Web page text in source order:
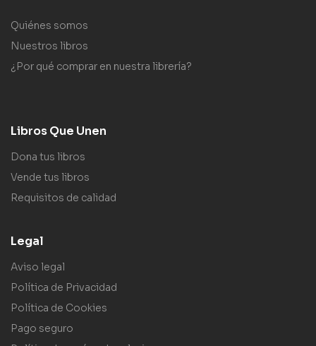
Quiénes somos
Nuestros libros
¿Por qué comprar en nuestra librería?
Libros Que Unen
Dona tus libros
Vende tus libros
Requisitos de calidad
Legal
Aviso legal
Política de Privacidad
Política de Cookies
Pago seguro